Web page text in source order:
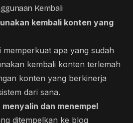
Kembali
kembali konten yang
memperkuat apa yang sudah
kembali konten terlemah
konten yang berkinerja
dari sana.
dan menempel
ditempelkan ke blog